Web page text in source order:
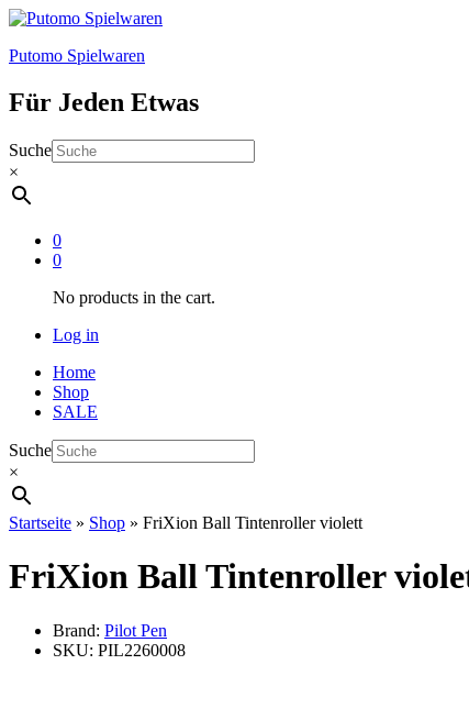
Putomo Spielwaren
Für Jeden Etwas
Suche
×
0
0
No products in the cart.
Log in
Home
Shop
SALE
Suche
×
Startseite » Shop » FriXion Ball Tintenroller violett
FriXion Ball Tintenroller
Brand: Pilot Pen
SKU: PIL2260008